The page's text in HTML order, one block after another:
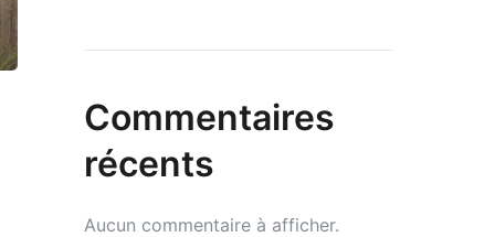
Commentaires
récents
Aucun commentaire à afficher.